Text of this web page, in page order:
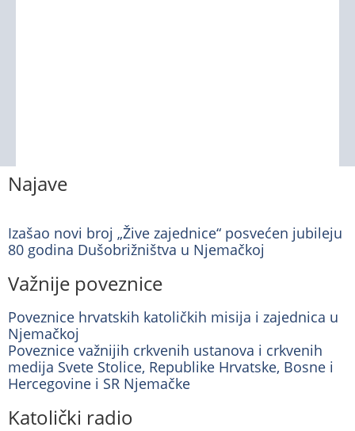
Najave
Izašao novi broj „Žive zajednice“ posvećen jubileju
80 godina Dušobrižništva u Njemačkoj
Važnije poveznice
Poveznice hrvatskih katoličkih misija i zajednica u
Njemačkoj
Poveznice važnijih crkvenih ustanova i crkvenih
medija Svete Stolice, Republike Hrvatske, Bosne i
Hercegovine i SR Njemačke
Katolički radio